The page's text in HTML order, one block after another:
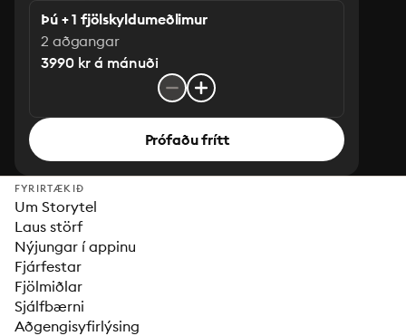
Þú + 1 fjölskyldumeðlimur
2 aðgangar
3990 kr á mánuði
Prófaðu frítt
FYRIRTÆKIÐ
Um Storytel
Laus störf
Nýjungar í appinu
Fjárfestar
Fjölmiðlar
Sjálfbærni
Aðgengisyfirlýsing